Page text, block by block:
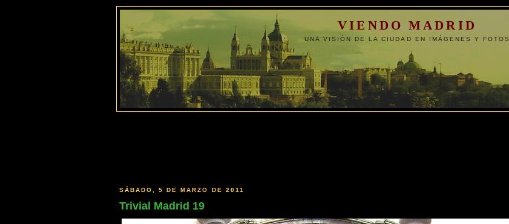
VIENDO MADRID
UNA VISIÓN DE LA CIUDAD EN IMÁGENES Y FOTOS
SÁBADO, 5 DE MARZO DE 2011
Trivial Madrid 19